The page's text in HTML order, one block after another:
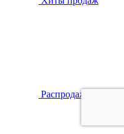
Распродажа